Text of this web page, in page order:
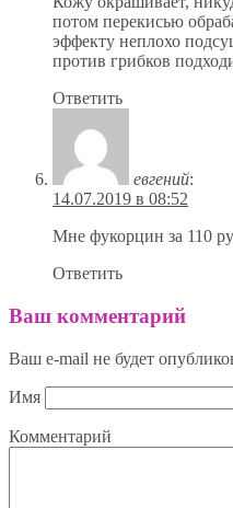
потом перекисью
эффекту неплохо
против грибков
Ответить
евгений:
14.07.2019 в 08:52
Мне фукорцин за 110
Ответить
Ваш комментарий
Ваш e-mail не будет
Имя
Комментарий